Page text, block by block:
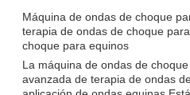
Máquina de ondas de choque
terapia de ondas de choque
choque para equinos
La máquina de ondas de
avanzada de terapia de ondas